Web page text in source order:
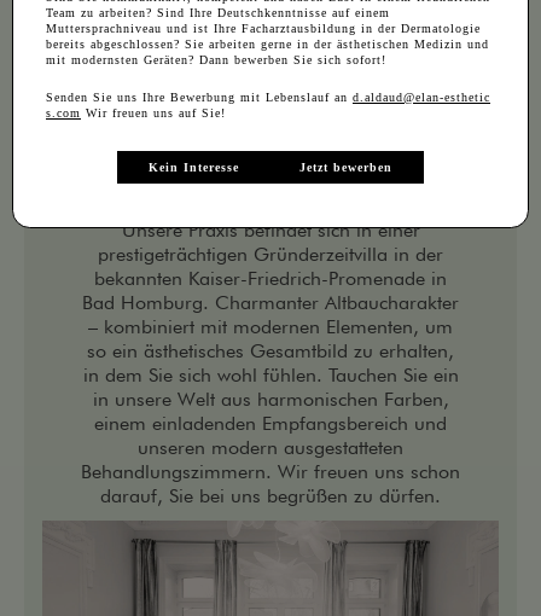
DIE PRAXIS
BAD HOMBURG
Unsere Praxis befindet sich in einer
prestigeträchtigen Gründerzeitvilla in der
bekannten Kaiser-Friedrich-Promenade in
Bad Homburg. Charmanter Altbaucharakter
– kombiniert mit modernen Elementen, um
so ein ästhetisches Gesamtbild zu erhalten,
in dem Sie sich wohl fühlen. Tauchen Sie ein
in unsere Welt aus harmonischen Farben,
einem einladenden Empfangsbereich und
unseren modern ausgestatteten
Behandlungszimmern. Wir freuen uns schon
darauf, Sie bei uns begrüßen zu dürfen.
Team zu arbeiten? Sind Ihre Deutschkenntnisse auf einem
Muttersprachniveau und ist Ihre Facharztausbildung in der Dermatologie
bereits abgeschlossen? Sie arbeiten gerne in der ästhetischen Medizin und
mit modernsten Geräten? Dann bewerben Sie sich sofort!
Senden Sie uns Ihre Bewerbung mit Lebenslauf an d.aldaud@elan-esthetic
s.com Wir freuen uns auf Sie!
Kein Interesse Jetzt bewerben